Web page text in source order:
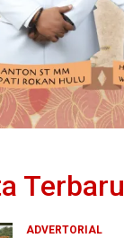
Terbaru
ADVERTORIAL